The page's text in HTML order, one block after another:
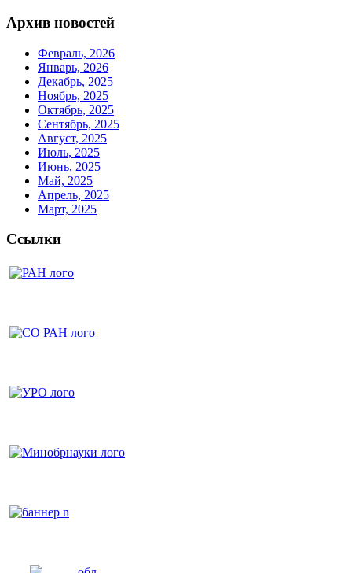
Архив новостей
Февраль, 2026
Январь, 2026
Декабрь, 2025
Ноябрь, 2025
Октябрь, 2025
Сентябрь, 2025
Август, 2025
Июль, 2025
Июнь, 2025
Май, 2025
Апрель, 2025
Март, 2025
Ссылки